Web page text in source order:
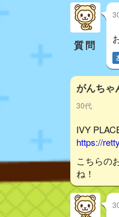
質問
がんちゃ
30代
IVY
https://
こちらの
ね！